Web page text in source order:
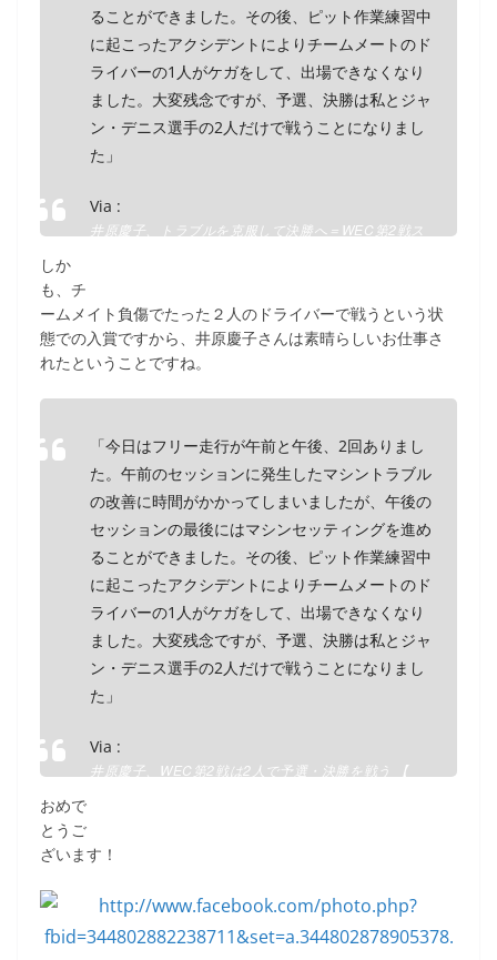
ることができました。その後、ピット作業練習中
に起こったアクシデントによりチームメートのド
ライバーの1人がケガをして、出場できなくなり
ました。大変残念ですが、予選、決勝は私とジャ
ン・デニス選手の2人だけで戦うことになりまし
た」
Via :
井原慶子、トラブルを克服して決勝へ＝WEC第2戦ス
しか
も、チ
ームメイト負傷でたった２人のドライバーで戦うという状
態での入賞ですから、井原慶子さんは素晴らしいお仕事さ
れたということですね。
「今日はフリー走行が午前と午後、2回ありまし
た。午前のセッションに発生したマシントラブル
の改善に時間がかかってしまいましたが、午後の
セッションの最後にはマシンセッティングを進め
ることができました。その後、ピット作業練習中
に起こったアクシデントによりチームメートのド
ライバーの1人がケガをして、出場できなくなり
ました。大変残念ですが、予選、決勝は私とジャ
ン・デニス選手の2人だけで戦うことになりまし
た」
Via :
井原慶子、WEC第2戦は2人で予選・決勝を戦う 【
おめで
とうご
ざいます！